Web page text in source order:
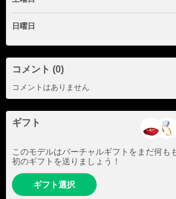
日曜日
コメント (0)
コメントはありません
ギフト
このモデルはバーチャルギフトをまだ何も
初のギフトを送りましょう！
ギフト選択